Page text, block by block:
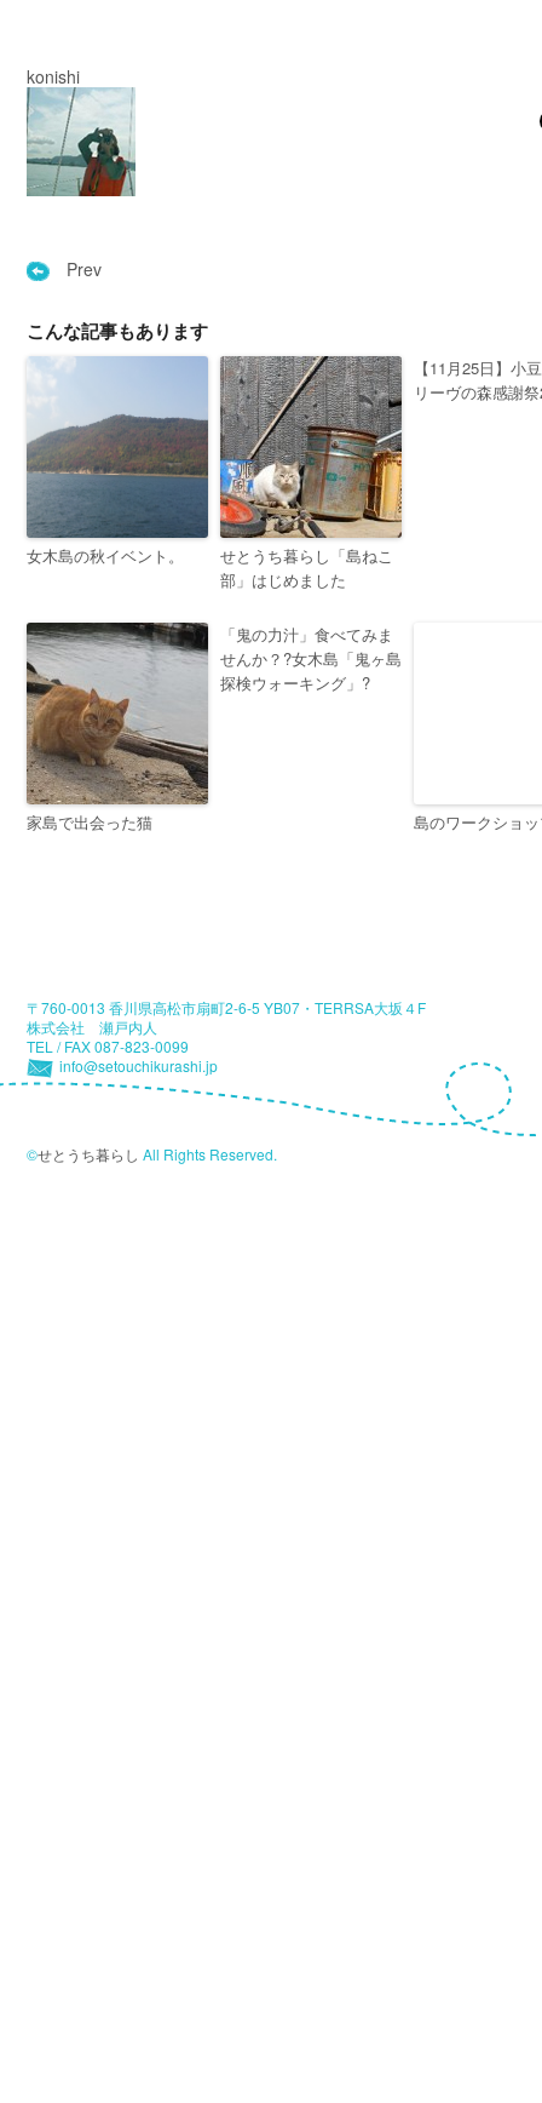
konishi
Prev
こんな記事もあります
女木島の秋イベント。
せとうち暮らし「島ねこ
部」はじめました
【11月25日】小
リーヴの森感謝
家島で出会った猫
「鬼の力汁」食べてみま
せんか？?女木島「鬼ヶ島
探検ウォーキング」?
島のワークショ
〒760-0013 香川県高松市扇町2-6-5 YB07・TERRSA大坂４F
株式会社 瀬戸内人
TEL / FAX 087-823-0099
info@setouchikurashi.jp
©せとうち暮らし All Rights Reserved.